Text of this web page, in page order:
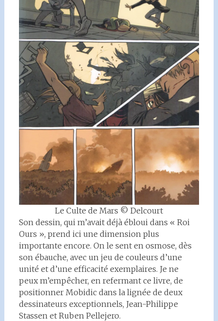
Le Culte de Mars © Delcourt
Son dessin, qui m’avait déjà ébloui dans « Roi
Ours », prend ici une dimension plus
importante encore. On le sent en osmose, dès
son ébauche, avec un jeu de couleurs d’une
unité et d’une efficacité exemplaires. Je ne
peux m’empêcher, en refermant ce livre, de
positionner Mobidic dans la lignée de deux
dessinateurs exceptionnels, Jean-Philippe
Stassen et Ruben Pellejero.